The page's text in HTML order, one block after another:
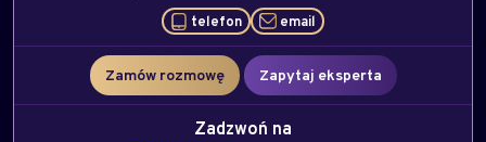
telefon email
Zamów rozmowę Zapytaj eksperta
Zadzwoń na